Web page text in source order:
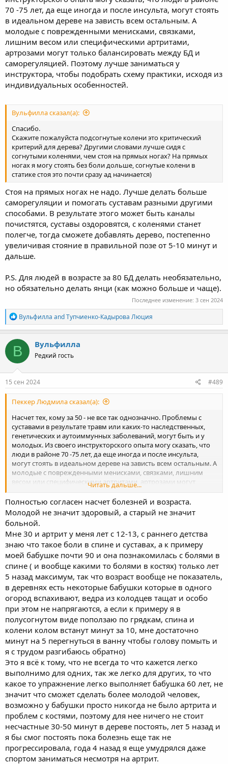
70 -75 лет, да еще иногда и после инсульта, могут стоять
в идеальном дереве на зависть всем остальным. А
молодые с поврежденными менисками, связками,
лишним весом или специфическими артритами,
артрозами могут только балансировать между БД и
саморегуляцией. Поэтому лучше заниматься у
инструктора, чтобы подобрать схему практики, исходя из
индивидуальных особенностей.
Вульфилла сказал(а):
Спасибо.
Скажите пожалуйста подсогнутые колени это критический
критерий для дерева? Другими словами лучше сидя с
согнутыми коленями, чем стоя на прямых ногах? На прямых
ногах я могу стоять без боли дольше, согнутые колени в
статике стоя это почти сразу ад начинается)
Стоя на прямых ногах не надо. Лучше делать больше
саморегуляции и помогать суставам разными другими
способами. В результате этого может быть каналы
почистятся, суставы оздоровятся, с коленями станет
полегче, тогда сможете добавлять дерево, постепенно
увеличивая стояние в правильной позе от 5-10 минут и
дальше.
P.S. Для людей в возрасте за 80 БД делать необязательно,
но обязательно делать янци (как можно больше и чаще).
Последнее изменение: 3 сен 2024
R
e
a
c
t
i
o
n
s
Вульфилла andТупчиенко-Кадырова Люция
В Вульфилла
Редкий гость
15 сен 2024 #489
Пеккер Людмила сказал(а):
Насчет тех, кому за 50 - не все так однозначно. Проблемы с
суставами в результате травм или каких-то наследственных,
генетических и аутоиммунных заболеваний, могут быть и у
молодых. Из своего инструкторского опыта могу сказать, что
люди в районе 70 -75 лет, да еще иногда и после инсульта,
могут стоять в идеальном дереве на зависть всем остальным. А
молодые с поврежденными менисками, связками, лишним
весом или специфическими артритами, артрозами могут
только балансировать между БД и саморегуляцией. Поэтому
лучше заниматься у инструктора, чтобы подобрать схему
практики, исходя из индивидуальных особенностей.
Читать дальше...
Полностью согласен насчет болезней и возраста.
Молодой не значит здоровый, а старый не значит
больной.
Мне 30 и артрит у меня лет с 12-13, с раннего детства
знаю что такое боли в спине и суставах, а к примеру
моей бабушке почти 90 и она познакомилась с болями в
спине ( и вообще какими то болями в костях) только лет
5 назад максимум, так что возраст вообще не показатель,
в деревнях есть некоторые бабушки которые в одного
огород вспахивают, ведра из колодцев тащат и особо
при этом не напрягаются, а если к примеру я в
полусогнутом виде поползаю по грядкам, спина и
колени колом встанут минут за 10, мне достаточно
минут на 5 перегнуться в ванну чтобы голову помыть и
я с трудом разгибаюсь обратно)
Это я всё к тому, что не всегда то что кажется легко
выполнимо для одних, так же легко для других, то что
какое то упражнение легко выполняет бабушка 60 лет, не
значит что сможет сделать более молодой человек,
возможно у бабушки просто никогда не было артрита и
проблем с костями, поэтому для нее ничего не стоит
несчастные 30-50 минут в дереве постоять, лет 5 назад и
я бы смог постоять пока болезнь еще так не
прогрессировала, года 4 назад я еще умудрялся даже
спортом заниматься несмотря на артрит.